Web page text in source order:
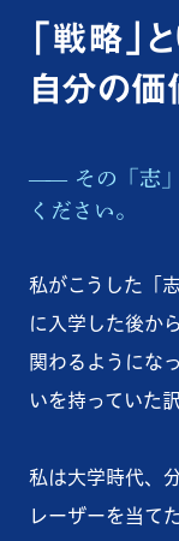
「戦略」
自分の価
その「志
ください。
私がこうした「
に入学した後か
関わるようにな
いを持っていた
私は大学時代、
レーザーを当て